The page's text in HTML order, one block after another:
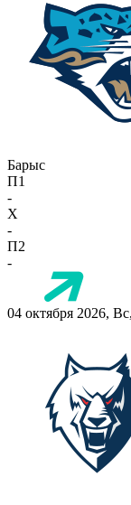
Барыс
П1
-
X
-
П2
-
04 октября 2026,